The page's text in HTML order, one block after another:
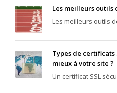
Les meilleurs outils
Les meilleurs outils
Types de certificats
mieux à votre site ?
Un certificat SSL